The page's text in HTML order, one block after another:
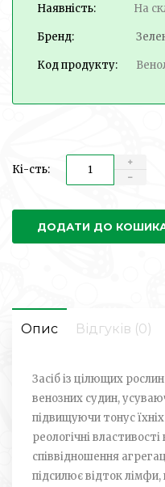
Наявність: На
Бренд:
Код продукту:
Кі-сть:
ДОДАТИ ДО
Опис Відгуків (0)
Засіб із цілющих
венозних судин,
підвищуючи тонус
реологічні
співвідношення
підсилює відток